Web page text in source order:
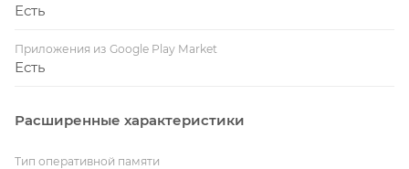
Есть
Приложения из Google Play Market
Есть
Расширенные характеристики
Тип оперативной памяти